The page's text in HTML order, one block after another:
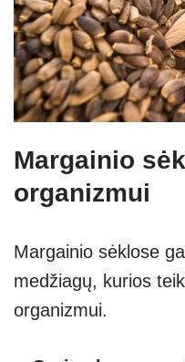
Margainio
organizmui
Margainio sėklose
medžiagų, kurios
organizmui.